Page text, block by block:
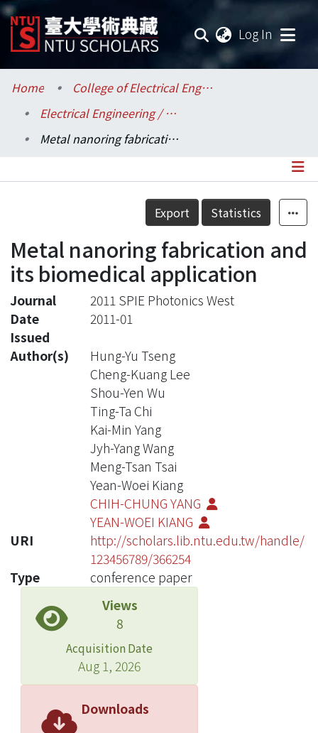
Log In
Communities & Collections
Research Outputs
Statistics
Home
College of Electrical Engineering and Computer Science / 電機資訊學院
Electrical Engineering / 電機工程學系
Metal nanoring fabrication and its biomedical application
Details
Export Statistics
Metal nanoring fabrication and
its biomedical application
Journal
2011 SPIE Photonics West
Date
Issued
2011-01
Author(s)
Hung-Yu Tseng
Cheng-Kuang Lee
Shou-Yen Wu
Ting-Ta Chi
Kai-Min Yang
Jyh-Yang Wang
Meng-Tsan Tsai
Yean-Woei Kiang
CHIH-CHUNG YANG
YEAN-WOEI KIANG
URI
http://scholars.lib.ntu.edu.tw/handle/
123456789/366254
Type
conference paper
Views
8
Acquisition Date
Aug 1, 2026
Downloads